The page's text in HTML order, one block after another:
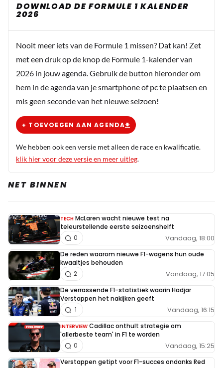
DOWNLOAD DE FORMULE 1 KALENDER
2026
Nooit meer iets van de Formule 1 missen? Dat kan! Zet
met een druk op de knop de Formule 1-kalender van
2026 in jouw agenda. Gebruik de button hieronder om
hem in de agenda van je smartphone of pc te plaatsen en
mis geen seconde van het nieuwe seizoen!
+ TOEVOEGEN AAN AGENDA
We hebben ook een versie met alleen de race en kwalificatie.
klik hier voor deze versie en meer uitleg.
NET BINNEN
TECH McLaren wacht nieuwe test na
teleurstellende eerste seizoenshelft
Vandaag, 18:00
0
De reden waarom nieuwe F1-wagens hun oude
kwaaltjes behouden
Vandaag, 17:05
2
De verrassende F1-statistiek waarin Hadjar
Verstappen het nakijken geeft
Vandaag, 16:15
1
INTERVIEW Cadillac onthult strategie om
'allerbeste team' in F1 te worden
Vandaag, 15:25
0
Verstappen getipt voor F1-succes ondanks Red